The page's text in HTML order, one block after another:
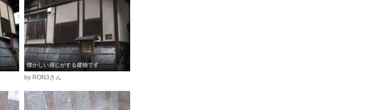
懐かしい感じがする建物です
by RON3さん